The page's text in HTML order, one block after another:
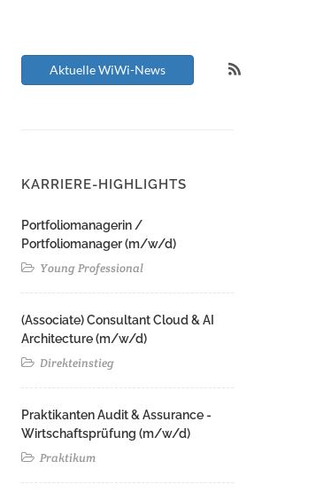
Aktuelle WiWi-News
KARRIERE-HIGHLIGHTS
Portfoliomanagerin /
Portfoliomanager (m/w/d)
Young Professional
(Associate) Consultant Cloud & AI
Architecture (m/w/d)​ ​
Direkteinstieg
Praktikanten Audit & Assurance -
Wirtschaftsprüfung (m/w/d)
Praktikum